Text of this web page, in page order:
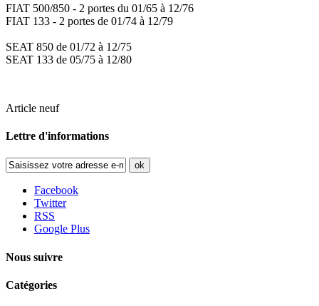
FIAT 500/850 - 2 portes du 01/65 à 12/76
FIAT 133 - 2 portes de 01/74 à 12/79
SEAT 850 de 01/72 à 12/75
SEAT 133 de 05/75 à 12/80
Article neuf
Lettre d'informations
ok
Facebook
Twitter
RSS
Google Plus
Nous suivre
Catégories